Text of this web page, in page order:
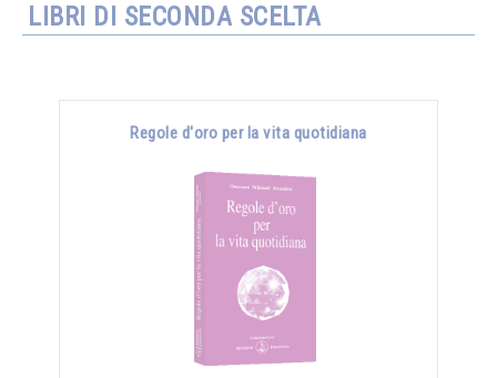
LIBRI DI SECONDA SCELTA
Regole d'oro per la vita quotidiana